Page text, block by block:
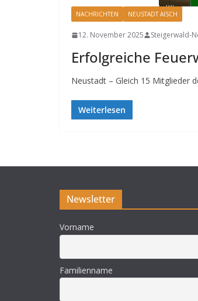
NACHRICHTEN NEUSTADT AISCH
12. November 2025 Steigerwald-
Erfolgreiche
Neustadt – Gleich 15 Mitglieder
Weiterlesen
Newsletter
Vorname
Familienname